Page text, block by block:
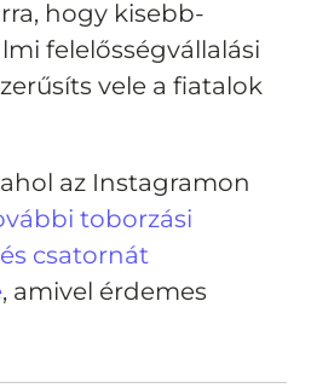
hogy kisebb-
felelősségvállalási
vele a fiatalok
az Instagramon
toborzási
csatornát
, amivel érdemes